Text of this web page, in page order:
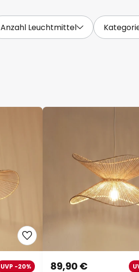
Anzahl Leuchtmittel
UVP -20% 89,90 €